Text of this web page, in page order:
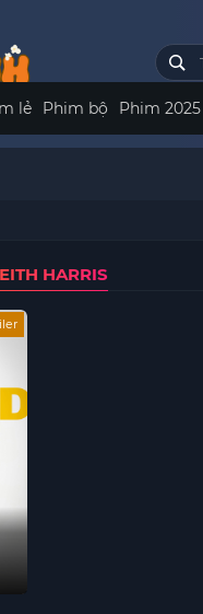
lẻ Phim bộ Phim 2025
HARRIS